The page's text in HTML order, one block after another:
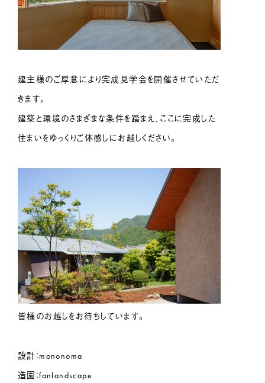
建主様のご厚意により完成見学会を開催させていただ
きます。
建築と環境のさまざまな条件を踏まえ、ここに完成した
住まいをゆっくりご体感しにお越しください。
皆様のお越しをお待ちしています。
設計：mononoma
造園：fanlandscape